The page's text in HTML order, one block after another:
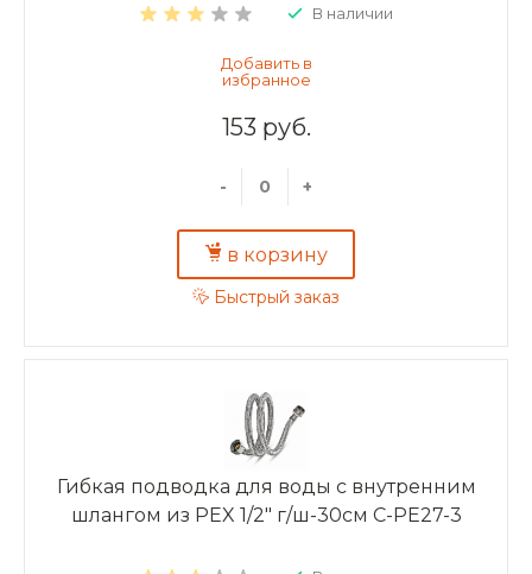
В наличии
153 руб.
- +
в корзину
Быстрый заказ
Гибкая подводка для воды с внутренним
шлангом из PEX 1/2" г/ш-30см C-PE27-3